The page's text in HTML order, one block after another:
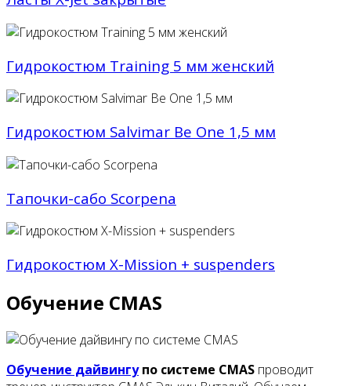
Гидрокостюм Training 5 мм женский
Гидрокостюм Salvimar Be One 1,5 мм
Тапочки-cабо Scorpena
Гидрокостюм X-Mission + suspenders
Обучение CMAS
Обучение дайвингупо системе CMAS проводит